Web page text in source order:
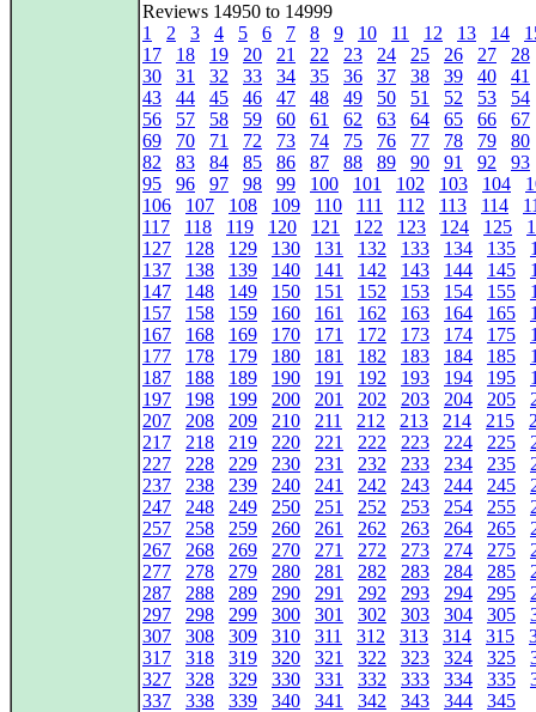
Reviews 14950 to 14999
1
2 3 4 5 6 7 8 9 10 11 12 13 14
17
18 19 20 21 22 23 24 25 26 27
28
30
31 32 33 34 35 36 37 38 39 40
41
43
44 45 46 47 48 49 50 51 52 53
54
56
57 58 59 60 61 62 63 64 65 66
67
69
70 71 72 73 74 75 76 77 78 79
80
82
83 84 85 86 87 88 89 90 91 92
93
95
96 97 98 99 100 101 102 103 104
106
107 108 109 110 111 112 113 114
117
118 119 120 121 122 123 124 125
127
128 129 130 131 132 133 134 135
137
138 139 140 141 142 143 144 145
147
148 149 150 151 152 153 154 155
157
158 159 160 161 162 163 164 165
167
168 169 170 171 172 173 174 175
177
178 179 180 181 182 183 184 185
187
188 189 190 191 192 193 194 195
197
198 199 200 201 202 203 204 205
207
208 209 210 211 212 213 214 215
217
218 219 220 221 222 223 224 225
227
228 229 230 231 232 233 234 235
237
238 239 240 241 242 243 244 245
247
248 249 250 251 252 253 254 255
257
258 259 260 261 262 263 264 265
267
268 269 270 271 272 273 274 275
277
278 279 280 281 282 283 284 285
287
288 289 290 291 292 293 294 295
297
298 299 300 301 302 303 304 305
307
308 309 310 311 312 313 314 315
317
318 319 320 321 322 323 324 325
327
328 329 330 331 332 333 334 335
337
338 339 340 341 342 343 344 345